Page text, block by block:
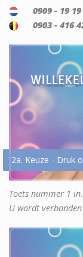
0909 - 19 19
0903 - 416
2a. Keuze - Druk
Toets nummer 1 in.
U wordt